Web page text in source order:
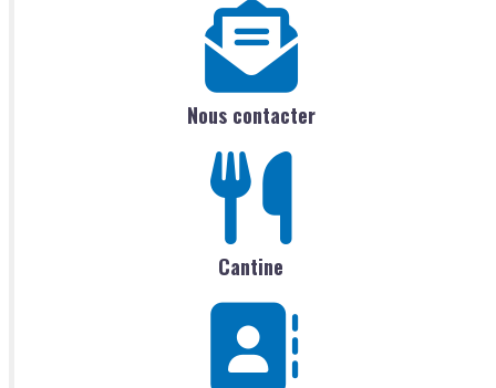
Nous contacter
Cantine